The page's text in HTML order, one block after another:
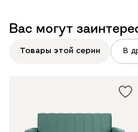
Альтеа
Вас могут
Товары этой серии В